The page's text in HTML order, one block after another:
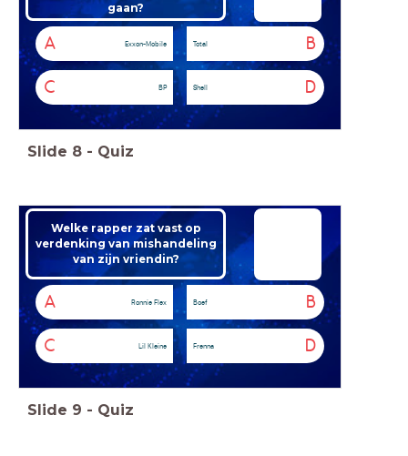
gaan?
A Exxon-Mobile B
Total
C BP D
Shell
Slide 8 - Quiz
Welke rapper zat vast op
verdenking van mishandeling
van zijn vriendin?
A Ronnie Flex B
Boef
C Lil Kleine D
Frenna
Slide 9 - Quiz